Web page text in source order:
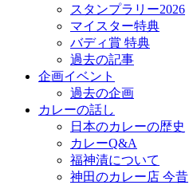
スタンプラリー2026
マイスター特典
バディ賞 特典
過去の記事
企画イベント
過去の企画
カレーの話し
日本のカレーの歴史
カレーQ&A
福神漬について
神田のカレー店 今昔